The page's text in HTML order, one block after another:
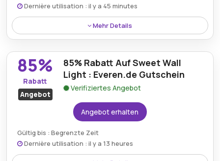
Dernière utilisation : il y a 45 minutes
Mehr Details
Profitieren Sie von einem satten Preisnachlass von
87% auf die dekorative Filament-LED-Glühbirne E14 4
W 470 lm, eine stilvolle und effiziente
Beleuchtungslösung von Everen DE.
85%
Rabatt
Angebot
85% Rabatt Auf Sweet Wall
Light : Everen.de Gutschein
Verifiziertes Angebot
Angebot erhalten
Gültig bis : Begrenzte Zeit
Dernière utilisation : il y a 13 heures